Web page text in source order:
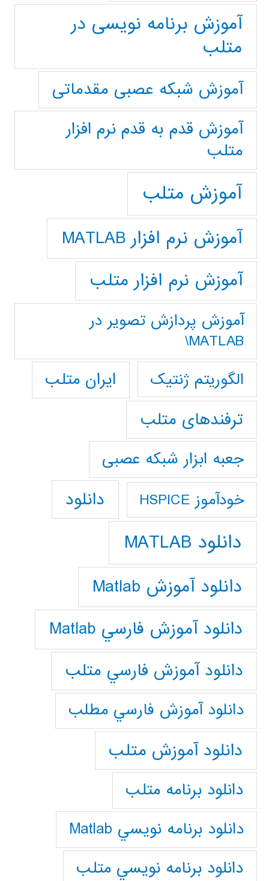
آموزش برنامه نویسی در
متلب
آموزش شبکه عصبی مقدماتی
آموزش قدم به قدم نرم افزار
متلب
آموزش متلب
آموزش نرم افزار MATLAB
آموزش نرم افزار متلب
آموزش پردازش تصوير در
MATLAB\
الگوریتم ژنتیک
ایران متلب
ترفندهای متلب
جعبه ابزار شبکه عصبی
خودآموز HSPICE دانلود
دانلود MATLAB
دانلود آموزش Matlab
دانلود آموزش فارسي Matlab
دانلود آموزش فارسي متلب
دانلود آموزش فارسي مطلب
دانلود آموزش متلب
دانلود برنامه متلب
دانلود برنامه نويسي Matlab
دانلود برنامه نويسي متلب